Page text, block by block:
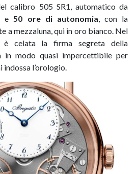
calibro 505 SR1, automatico da
e50 ore di autonomia, con la
a mezzaluna, qui in oro bianco. Nel
è celata la firma segreta della
in modo quasi impercettibile per
indossa l’orologio.